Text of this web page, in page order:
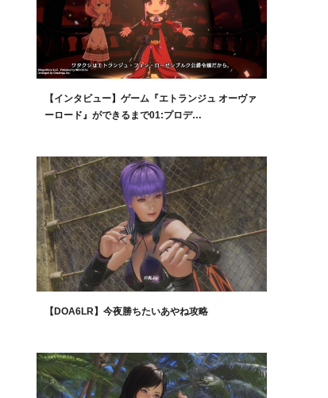
【インタビュー】ゲーム『エトランジュ オーヴァ
ーロード』ができるまで01:プロデ…
【DOA6LR】今夜勝ちたいあやね攻略